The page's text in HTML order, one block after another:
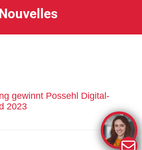
gewinnt Possehl Digital-
2023